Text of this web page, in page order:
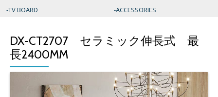
ン
-TV BOARD
-ACCESSORIES
DX-CT2707 セラミック伸長式 最
長2400MM